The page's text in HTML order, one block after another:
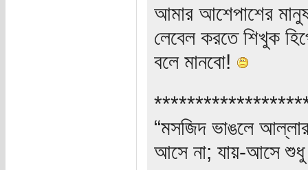
আমার আশেপাশের
লেবেল করতে শিখুক
বলে মানবো!
“মসজিদ ভাঙলে
আসে না; যায়-আসে শুধু